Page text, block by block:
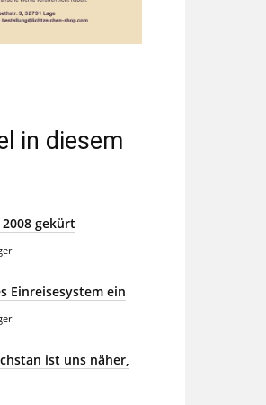
in diesem
2008 gekürt
Einreisesystem ein
ist uns näher,